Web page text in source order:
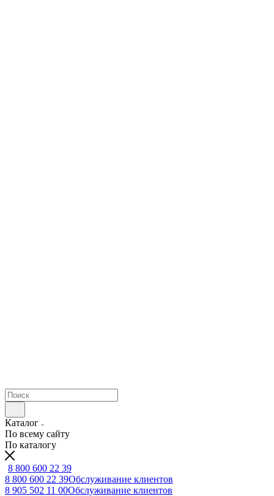
Каталог
По всему сайту
По каталогу
8 800 600 22 39
8 800 600 22 39Обслуживание клиентов
8 905 502 11 00Обслуживание клиентов